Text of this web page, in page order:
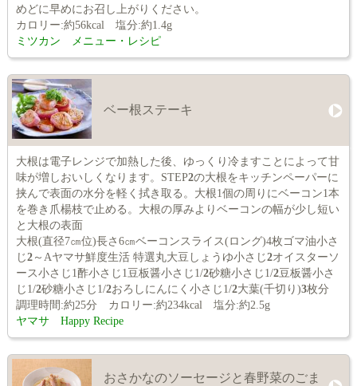
めどに早めにお召し上がりください。
カロリー:約56kcal 塩分:約1.4g
ミツカン メニュー・レシピ
ベー根ステーキ
大根は電子レンジで加熱した後、ゆっくり冷ますことによって甘
味が増しおいしくなります。STEP2の大根をキッチンペーパーに
挟んで表面の水分を軽く拭き取る。大根1個の周りにベーコン1本
を巻き爪楊枝で止める。大根の厚みよりベーコンの幅が少し短い
と大根の表面
大根(直径7㎝位)長さ6㎝ベーコンスライス(ロング)4枚ゴマ油小さ
じ2～Aヤマサ鮮度生活 特選丸大豆しょうゆ小さじ2オイスターソ
ース小さじ1酢小さじ1豆板醤小さじ1/2砂糖小さじ1/2豆板醤小さ
じ1/2砂糖小さじ1/2おろしにんにく小さじ1/2大葉(千切り)3枚分
調理時間:約25分 カロリー:約234kcal 塩分:約2.5g
ヤマサ Happy Recipe
おさかなのソーセージと春野菜のごま